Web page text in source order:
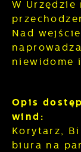
W Urzędzie
Nad
niewidome
Opis
wind:
Korytarz,
biura na